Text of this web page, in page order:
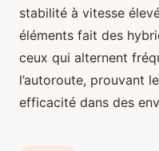
stabilité à vitesse
éléments fait des
ceux qui alternent
l’autoroute, prouvant
efficacité dans des